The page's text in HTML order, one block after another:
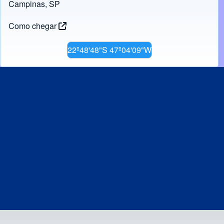
Campinas, SP
Como chegar
22º48'48"S 47º04'09"W